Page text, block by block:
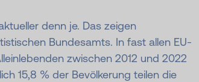
denn je. Das zeigen
Bundesamts. In fast allen EU-
zwischen 2012 und 2022
15,8 % der Bevölkerung teilen die